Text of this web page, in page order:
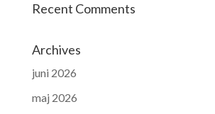
Recent Comments
Archives
juni 2026
maj 2026